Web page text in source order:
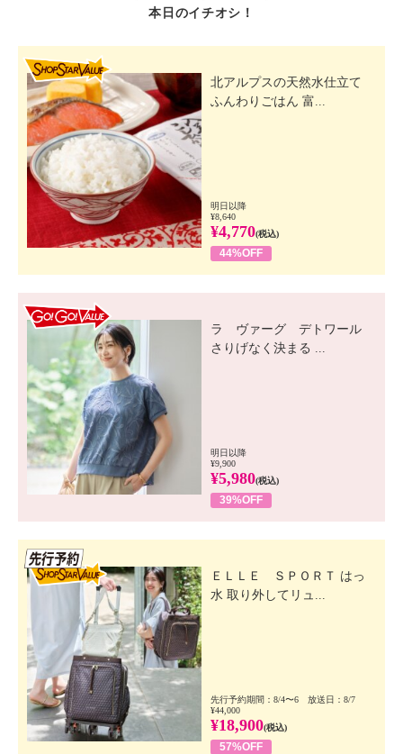
本日のイチオシ！
北アルプスの天然水仕立て
ふんわりごはん 富...
明日以降
¥8,640
¥4,770(税込)
44%OFF
ラ ヴァーグ デトワール
さりげなく決まる ...
明日以降
¥9,900
¥5,980(税込)
39%OFF
ＥＬＬＥ ＳＰＯＲＴ はっ
水 取り外してリュ...
先行予約期間：8/4〜6 放送日：8/7
¥44,000
¥18,900(税込)
57%OFF